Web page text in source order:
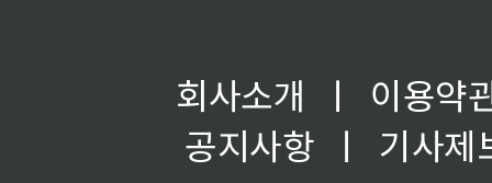
회사소개 ㅣ
이용약
공지사항
ㅣ
기사제